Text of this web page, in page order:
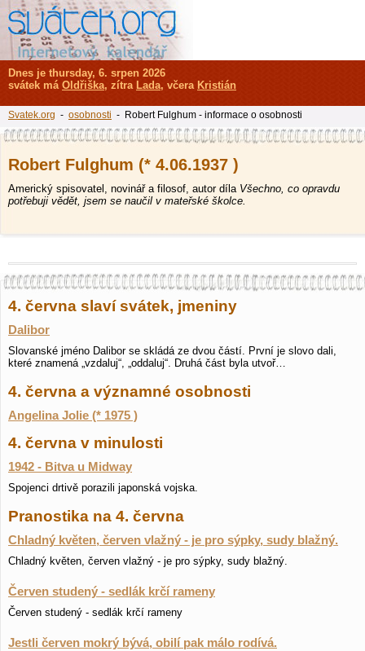
Robert Fulghum (* 4.06.1937 )
Americký spisovatel, novinář a filosof, autor díla Všechno, co opravdu
potřebuji vědět, jsem se naučil v mateřské školce.
4. června slaví svátek, jmeniny
Dalibor
Slovanské jméno Dalibor se skládá ze dvou částí. První je slovo dali,
které znamená „vzdaluj“, „oddaluj“. Druhá část byla utvoř…
4. června a významné osobnosti
Angelina Jolie (* 1975 )
4. června v minulosti
1942 - Bitva u Midway
Spojenci drtivě porazili japonská vojska.
Pranostika na 4. června
Chladný květen, červen vlažný - je pro sýpky, sudy blažný.
Chladný květen, červen vlažný - je pro sýpky, sudy blažný.
Červen studený - sedlák krčí rameny
Červen studený - sedlák krčí rameny
Jestli červen mokrý bývá, obilí pak málo rodívá.
Dnes je thursday, 6. srpen 2026
svátek má Oldřiška, zítra Lada, včera Kristián
Svatek.org - osobnosti - Robert Fulghum - informace o osobnosti